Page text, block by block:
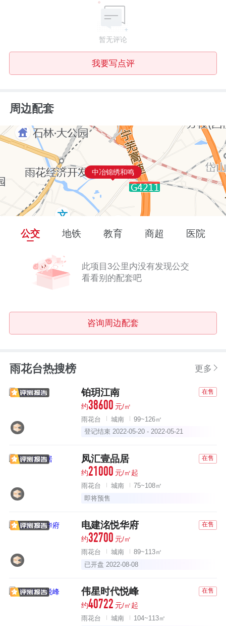
暂无评论
我要写点评
周边配套
中冶锦绣和鸣
公交 地铁 教育 商超 医院
此项目3公里内没有发现公交
看看别的配套吧
咨询周边配套
雨花台热搜榜 更多
铂玥江南 在售
约38600 元/㎡
雨花台 城南
99~126㎡
登记结束 2022-05-20 - 2022-05-21
凤汇壹品居 在售
约21000 元/㎡起
雨花台 城南
75~108㎡
即将预售
电建洺悦华府 在售
约32700 元/㎡
雨花台 城南
89~113㎡
已开盘 2022-08-08
伟星时代悦峰 在售
约40722 元/㎡起
雨花台 城南
104~113㎡